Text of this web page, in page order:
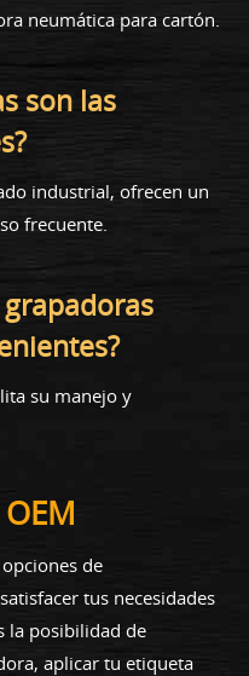
neumática para cartón.
son las
industrial, ofrecen un
frecuente.
grapadoras
su manejo y
de
tus necesidades
la posibilidad de
aplicar tu etiqueta